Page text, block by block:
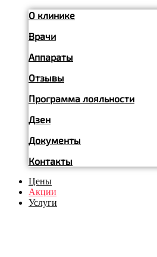
О клинике
Врачи
Аппараты
Отзывы
Программа лояльности
Дзен
Документы
Контакты
Цены
Акции
Услуги